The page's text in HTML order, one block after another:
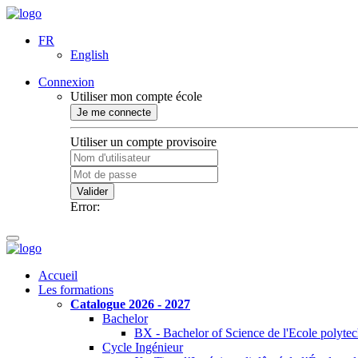
FR
English
Connexion
Utiliser mon compte école
Je me connecte
Utiliser un compte provisoire
Valider
Error:
Accueil
Les formations
Catalogue 2026 - 2027
Bachelor
BX - Bachelor of Science de l'Ecole
Cycle Ingénieur